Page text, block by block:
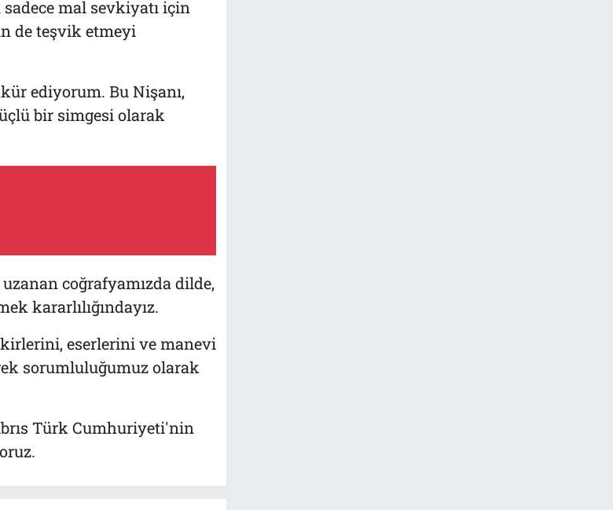
mal sevkiyatı için
de teşvik etmeyi
ediyorum. Bu Nişanı,
bir simgesi olarak
coğrafyamızda dilde,
kararlılığındayız.
eserlerini ve manevi
sorumluluğumuz olarak
Türk Cumhuriyeti'nin